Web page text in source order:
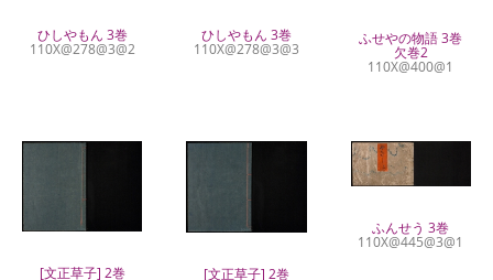
ひしやもん 3巻
110X@278@3@2
ひしやもん 3巻
110X@278@3@3
ふせやの物語 3巻
欠巻2
110X@400@1
[文正草子] 2巻 [文正草子] 2巻
ふんせう 3巻
110X@445@3@1